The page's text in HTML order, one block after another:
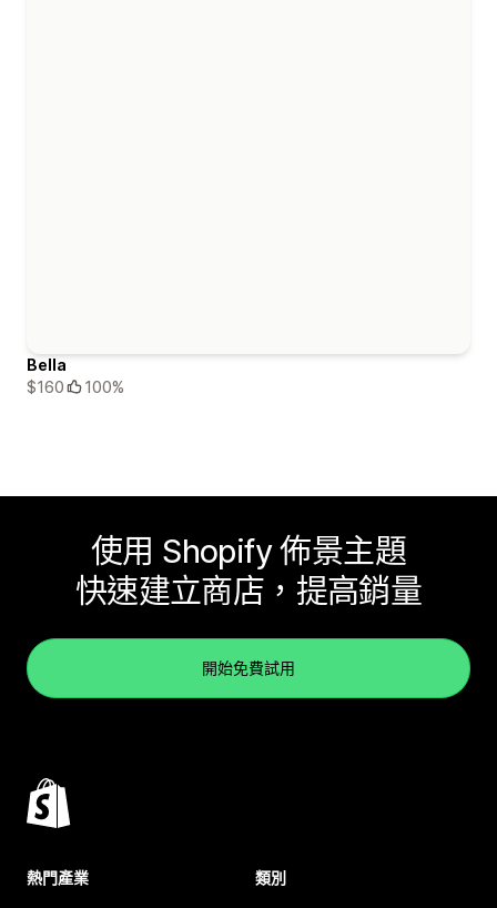
Bella
$160
100%
使用 Shopify 佈景主題
快速建立商店，提高銷量
開始免費試用
熱門產業 類別